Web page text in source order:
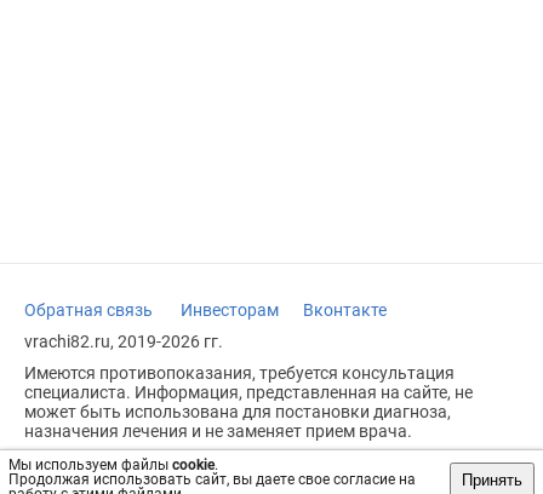
Мы используем файлы cookie.
Продолжая использовать сайт, вы даете свое согласие на
Принять
Обратная связь Инвесторам
Вконтакте
vrachi82.ru, 2019-2026 гг.
Имеются противопоказания, требуется консультация
специалиста. Информация, представленная на сайте, не
может быть использована для постановки диагноза,
назначения лечения и не заменяет прием врача.
Возрастное ограничение: 18+